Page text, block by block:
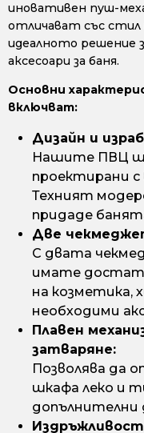
иновативен пуш-
отличават със стил
идеалното решение
аксесоари за баня.
Основни
включват:
Дизайн и
Нашите ПВЦ
проектирани
Техният
придаде
Две
С двата
имате
на козметика,
необходими
Плавен
затваряне:
Позволява да
шкафа леко и
допълнителни